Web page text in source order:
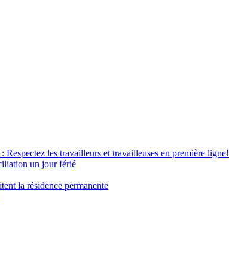
les travailleurs et travailleuses en première ligne!
un jour férié
la résidence permanente